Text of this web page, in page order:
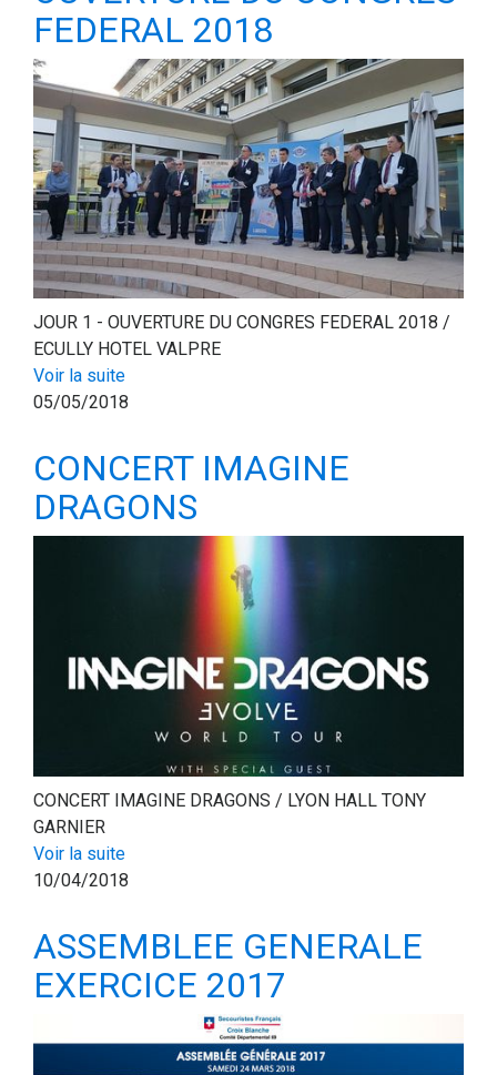
FEDERAL 2018
JOUR 1 - OUVERTURE DU CONGRES FEDERAL 2018 /
ECULLY HOTEL VALPRE
Voir la suite
05/05/2018
CONCERT IMAGINE
DRAGONS
CONCERT IMAGINE DRAGONS / LYON HALL TONY
GARNIER
Voir la suite
10/04/2018
ASSEMBLEE GENERALE
EXERCICE 2017